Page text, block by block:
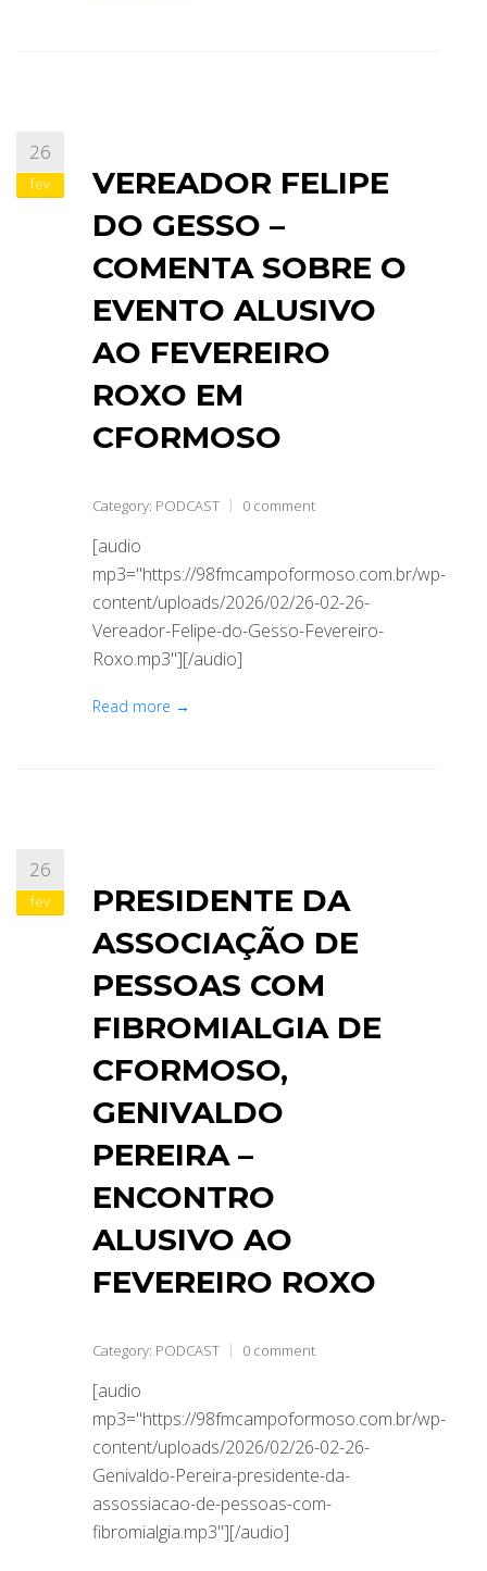
26
fev
VEREADOR FELIPE
DO GESSO –
COMENTA SOBRE O
EVENTO ALUSIVO
AO FEVEREIRO
ROXO EM
CFORMOSO
Category: PODCAST 0 comment
[audio
mp3="https://98fmcampoformoso.com.br/wp-
content/uploads/2026/02/26-02-26-
Vereador-Felipe-do-Gesso-Fevereiro-
Roxo.mp3"][/audio]
Read more →
26
fev
PRESIDENTE DA
ASSOCIAÇÃO DE
PESSOAS COM
FIBROMIALGIA DE
CFORMOSO,
GENIVALDO
PEREIRA –
ENCONTRO
ALUSIVO AO
FEVEREIRO ROXO
Category: PODCAST 0 comment
[audio
mp3="https://98fmcampoformoso.com.br/wp-
content/uploads/2026/02/26-02-26-
Genivaldo-Pereira-presidente-da-
assossiacao-de-pessoas-com-
fibromialgia.mp3"][/audio]